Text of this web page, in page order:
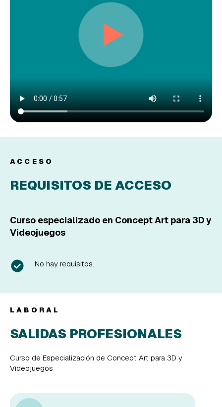
ACCESO
REQUISITOS DE ACCESO
Curso especializado en Concept Art para 3D y
Videojuegos
No hay requisitos.
LABORAL
SALIDAS PROFESIONALES
Curso de Especialización de Concept Art para 3D y
Videojuegos